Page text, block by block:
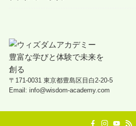
〒171-0031 東京都豊島区目白2-20-5
Email: info@wisdom-academy.com